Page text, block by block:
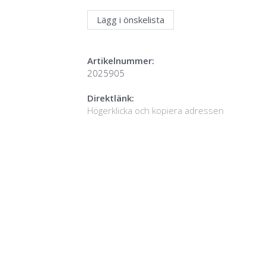
Lägg i önskelista
Artikelnummer:
2025905
Direktlänk:
Högerklicka och kopiera adressen